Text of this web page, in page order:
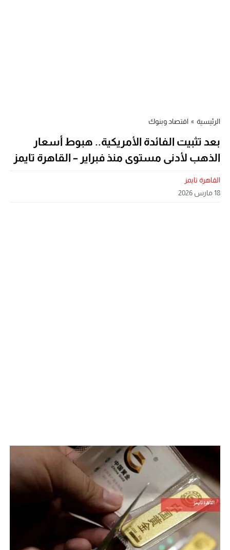
الرئيسية » اقتصاد وبنوك
بعد تثبيت الفائدة الأمريكية.. هبوط أسعار
الذهب لأدنى مستوى منذ فبراير – القاهرة تايمز
القاهرة تايمز
18 مارس 2026